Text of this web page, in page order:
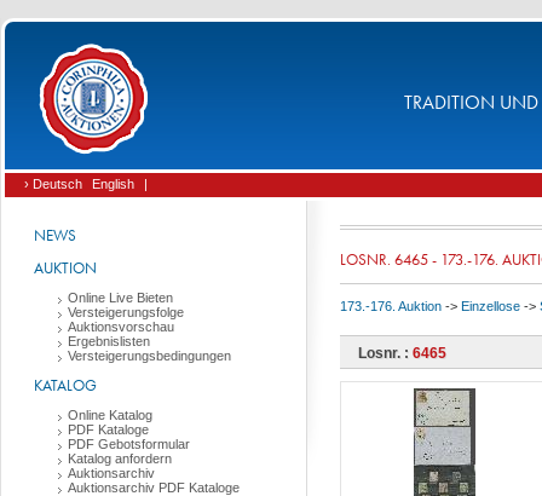
TRADITION UND
› Deutsch English |
NEWS
AUKTION
Online Live Bieten
Versteigerungsfolge
Auktionsvorschau
Ergebnislisten
Versteigerungsbedingungen
KATALOG
Online Katalog
PDF Kataloge
PDF Gebotsformular
Katalog anfordern
Auktionsarchiv
Auktionsarchiv PDF Kataloge
LOSNR. 6465 - 173.-176.
173.-176. Auktion -> Einzellose ->
Losnr. : 6465